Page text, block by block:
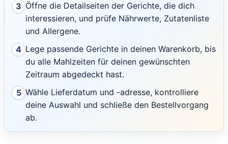
3 Öffne die Detailseiten der Gerichte, die dich
interessieren, und prüfe Nährwerte, Zutatenliste
und Allergene.
4 Lege passende Gerichte in deinen Warenkorb, bis
du alle Mahlzeiten für deinen gewünschten
Zeitraum abgedeckt hast.
5 Wähle Lieferdatum und -adresse, kontrolliere
deine Auswahl und schließe den Bestellvorgang
ab.